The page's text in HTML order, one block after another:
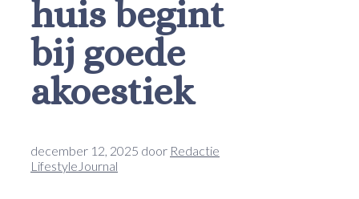
huis begint
bij goede
akoestiek
december 12, 2025 door Redactie
LifestyleJournal